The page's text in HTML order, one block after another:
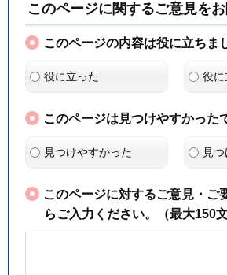
このページに関するご意見を
このページの内容は役に立ちま
役に立った 役に
このページは見つけやすかった
見つけやすかった 見
このページに対するご意見・ご
らご入力ください。（最大150文